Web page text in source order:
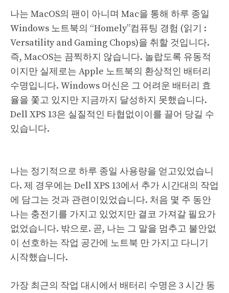
나는 MacOS의 팬이 아니며 Mac을 통해 하루 종일
Windows 노트북의 “Homely”컴퓨팅 경험 (읽기 :
Versatility and Gaming Chops)을 취할 것입니다.
즉, MacOS는 끔찍하지 않습니다. 놀랍도록 유동적
이지만 실제로는 Apple 노트북의 환상적인 배터리
수명입니다. Windows 머신은 그 어려운 배터리 효
율을 쫓고 있지만 지금까지 달성하지 못했습니다.
Dell XPS 13은 실질적인 타협없이이를 끌어 당길 수
있습니다.
나는 정기적으로 하루 종일 사용량을 얻고있었습니
다. 제 경우에는 Dell XPS 13에서 추가 시간대의 작업
에 담그는 것과 관련이있었습니다. 처음 몇 주 동안
나는 충전기를 가지고 있었지만 결코 가져갈 필요가
없었습니다. 밖으로. 곧, 나는 그 말을 멈추고 불안없
이 선호하는 작업 공간에 노트북 만 가지고 다니기
시작했습니다.
가장 최근의 작업 대시에서 배터리 수명은 3 시간 동